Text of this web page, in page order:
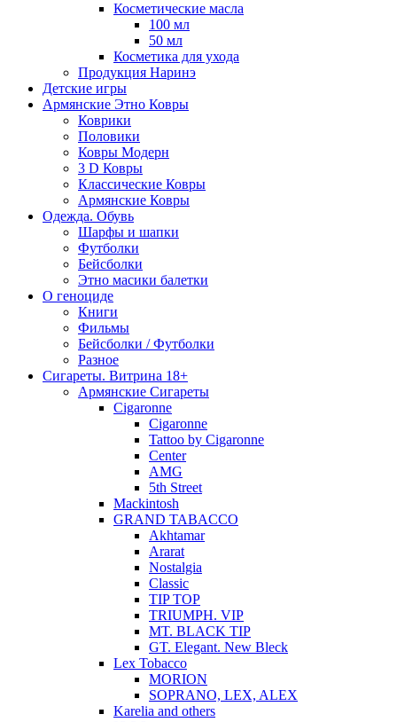
Косметические масла
100 мл
50 мл
Косметика для ухода
Продукция Наринэ
Детские игры
Армянские Этно Ковры
Коврики
Половики
Ковры Модерн
3 D Ковры
Классические Ковры
Армянские Ковры
Одежда. Обувь
Шарфы и шапки
Футболки
Бейсболки
Этно масики балетки
О геноциде
Книги
Фильмы
Бейсболки / Футболки
Разное
Сигареты. Витрина 18+
Армянские Сигареты
Cigaronne
Cigaronne
Tattoo by Cigaronne
Center
AMG
5th Street
Mackintosh
GRAND TABACCO
Akhtamar
Ararat
Nostalgia
Classic
TIP TOP
TRIUMPH. VIP
MT. BLACK TIP
GT. Elegant. New Bleck
Lex Tobacco
MORION
SOPRANO, LEX, ALEX
Karelia and others